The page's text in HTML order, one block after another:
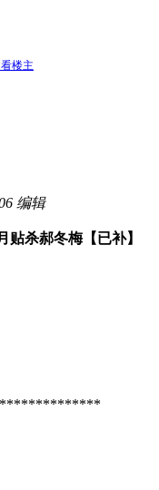
楼主
编辑
贴杀郝冬梅【已补】